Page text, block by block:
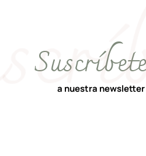
a nuestra newsletter